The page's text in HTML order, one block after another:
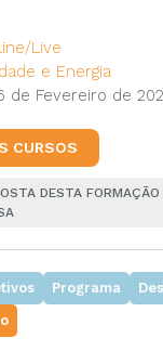
Live
e Energia
de Fevereiro de
CURSOS
DESTA
Programa